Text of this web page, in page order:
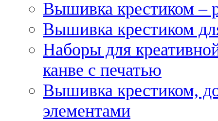
Вышивка крестиком –
Вышивка крестиком
Наборы для
канве с печатью
Вышивка крестиком,
элементами